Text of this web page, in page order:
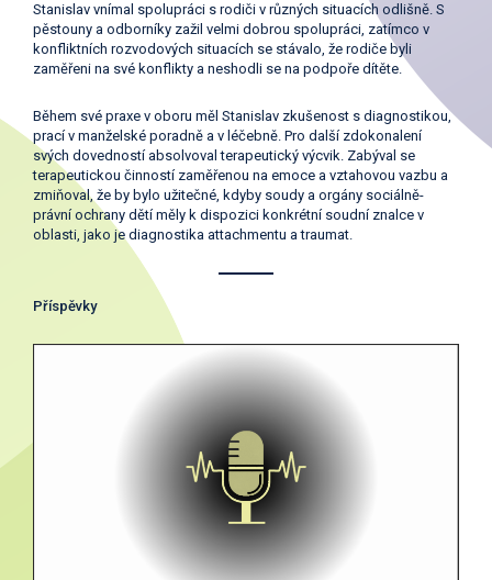
Stanislav vnímal spolupráci s rodiči v různých situacích odlišně. S
pěstouny a odborníky zažil velmi dobrou spolupráci, zatímco v
konfliktních rozvodových situacích se stávalo, že rodiče byli
zaměřeni na své konflikty a neshodli se na podpoře dítěte.
Během své praxe v oboru měl Stanislav zkušenost s diagnostikou,
prací v manželské poradně a v léčebně. Pro další zdokonalení
svých dovedností absolvoval terapeutický výcvik. Zabýval se
terapeutickou činností zaměřenou na emoce a vztahovou vazbu a
zmiňoval, že by bylo užitečné, kdyby soudy a orgány sociálně-
právní ochrany dětí měly k dispozici konkrétní soudní znalce v
oblasti, jako je diagnostika attachmentu a traumat.
Příspěvky